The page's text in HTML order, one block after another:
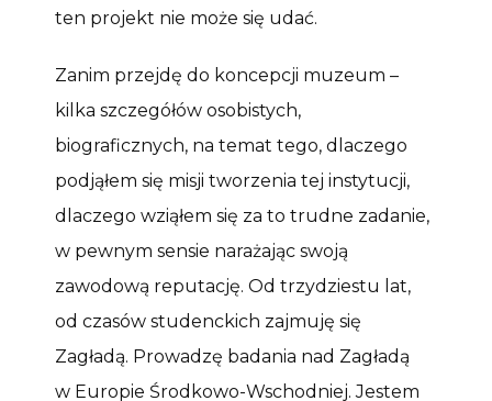
ten projekt nie może się udać.
Zanim przejdę do koncepcji muzeum –
kilka szczegółów osobistych,
biograficznych, na temat tego, dlaczego
podjąłem się misji tworzenia tej instytucji,
dlaczego wziąłem się za to trudne zadanie,
w pewnym sensie narażając swoją
zawodową reputację. Od trzydziestu lat,
od czasów studenckich zajmuję się
Zagładą. Prowadzę badania nad Zagładą
w Europie Środkowo-Wschodniej. Jestem